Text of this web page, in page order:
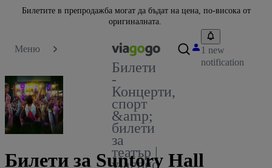
Билетите в препродажба могат да бъдат на цена, по-висока от
оригиналната.
Меню
Билети
-
Концерти,
спорт
&amp;
билети
за
театър |
viagogo
1 new
notification
Билети за Suntory Hall